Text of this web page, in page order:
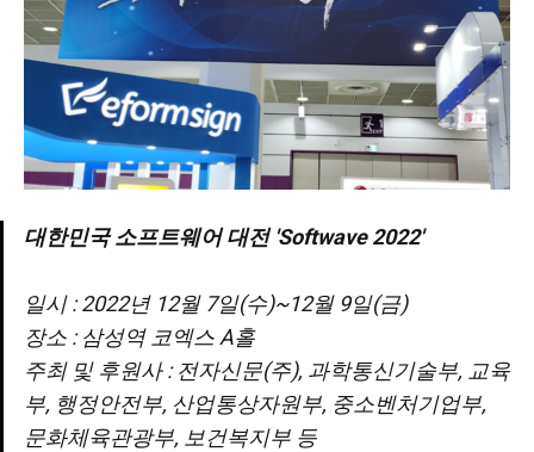
대한민국 소프트웨어 대전 'Softwave 2022'
일시 : 2022년 12월 7일(수)~12월 9일(금)
장소 : 삼성역 코엑스 A홀
주최 및 후원사 : 전자신문(주), 과학통신기술부, 교육
부, 행정안전부, 산업통상자원부, 중소벤처기업부,
문화체육관광부, 보건복지부 등